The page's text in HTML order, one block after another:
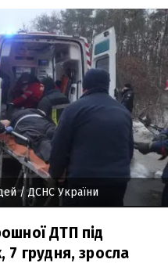
/ ДСНС України
ДТП під
7 грудня, зросла